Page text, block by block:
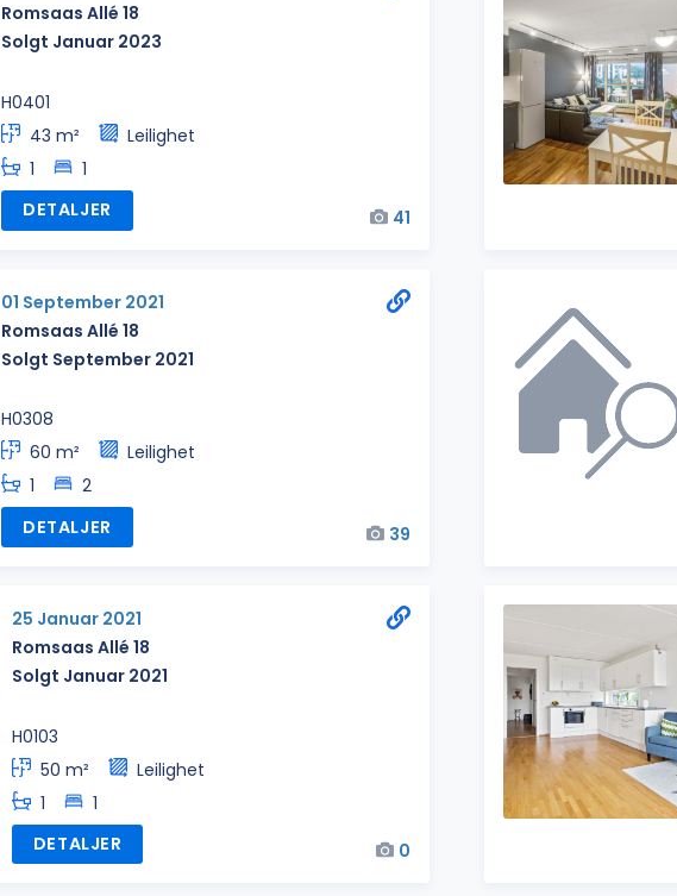
Romsaas Allé 18
Solgt Januar 2023
H0401
43 m²
Leilighet
1
1
DETALJER
41
01 September 2021
Romsaas Allé 18
Solgt September 2021
H0308
60 m²
Leilighet
1
2
DETALJER
39
25 Januar 2021
Romsaas Allé 18
Solgt Januar 2021
H0103
50 m²
Leilighet
1
1
DETALJER
0